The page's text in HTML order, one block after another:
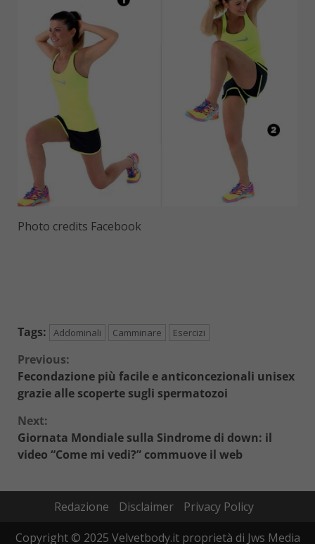
Photo credits Facebook
Tags: Addominali Camminare Esercizi
Continue
Reading
Previous:
Fecondazione più facile e anticoncezionali unisex
grazie alle scoperte sugli spermatozoi
Next:
Giornata Mondiale sulla Sindrome di down: il
video “Come mi vedi?” commuove il web
Redazione Disclaimer
Privacy Policy
Copyright © 2025 Velvetbody.it proprietà di Jws Media